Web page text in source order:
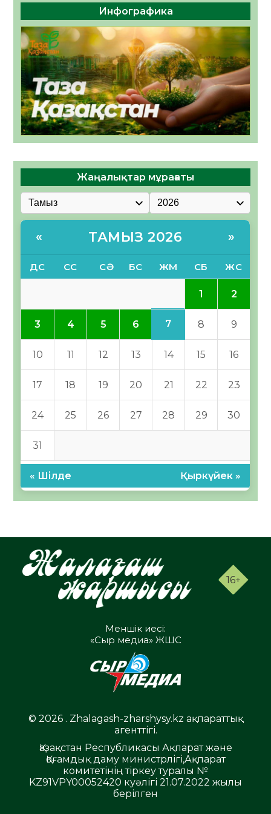
Инфографика
Жаңалықтар мұрағаты
« ТАМЫЗ 2026 »
ДС СС СӘ БС ЖМ СБ ЖС
1 2
3 4 5 6 7 8 9
10 11 12 13 14 15 16
17 18 19 20 21 22 23
24 25 26 27 28 29 30
31
« Шілде Қыркүйек »
16+
Меншік иесі:
«Сыр медиа» ЖШС
© 2026 . Zhalagash-zharshysy.kz ақпараттық
агенттігі.
Қазақстан Республикасы Ақпарат және
Қоғамдық даму министрлігі,Ақпарат
комитетінің тіркеу туралы №
KZ91VPY00052420 куәлігі 21.07.2022 жылы
берілген